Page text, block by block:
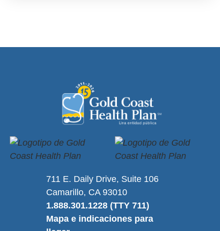
711 E. Daily Drive, Suite 106
Camarillo, CA 93010
1.888.301.1228 (TTY 711)
Mapa e indicaciones para